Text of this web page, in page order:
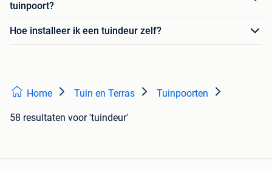
tuinpoort?
Hoe installeer ik een tuindeur zelf?
Home Tuin en Terras Tuinpoorten
58 resultaten voor 'tuindeur'